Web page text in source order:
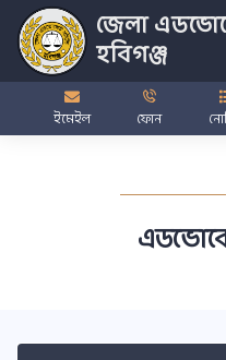
জেলা
হবিগঞ্জ
ইমেইল ফোন